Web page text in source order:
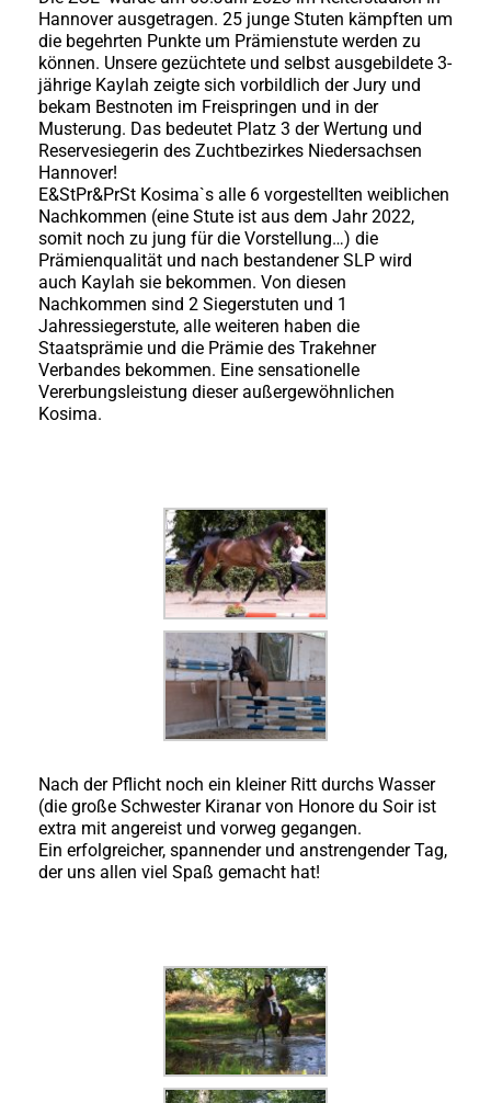
SCHWALBENZAUBER
Mini Pferde
StPr+SS Stute Chantal
HALIFA
EC ANGELO
Landwirtschaft
Tierarzt in Uslar
Impressum
Datenschutz
Hannover ausgetragen. 25 junge Stuten kämpften um
die begehrten Punkte um Prämienstute werden zu
können. Unsere gezüchtete und selbst ausgebildete 3-
jährige Kaylah zeigte sich vorbildlich der Jury und
bekam Bestnoten im Freispringen und in der
Musterung. Das bedeutet Platz 3 der Wertung und
Reservesiegerin des Zuchtbezirkes Niedersachsen
Hannover!
E&StPr&PrSt Kosima`s alle 6 vorgestellten weiblichen
Nachkommen (eine Stute ist aus dem Jahr 2022,
somit noch zu jung für die Vorstellung…) die
Prämienqualität und nach bestandener SLP wird
auch Kaylah sie bekommen. Von diesen
Nachkommen sind 2 Siegerstuten und 1
Jahressiegerstute, alle weiteren haben die
Staatsprämie und die Prämie des Trakehner
Verbandes bekommen. Eine sensationelle
Vererbungsleistung dieser außergewöhnlichen
Kosima.
Nach der Pflicht noch ein kleiner Ritt durchs Wasser
(die große Schwester Kiranar von Honore du Soir ist
extra mit angereist und vorweg gegangen.
Ein erfolgreicher, spannender und anstrengender Tag,
der uns allen viel Spaß gemacht hat!